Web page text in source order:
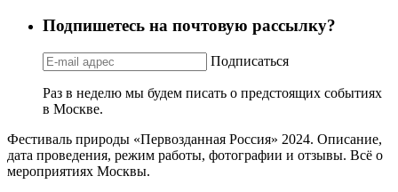
Подпишетесь на почтовую рассылку?
Подписаться
Раз в неделю мы будем писать о предстоящих событиях
в Москве.
Фестиваль природы «Первозданная Россия» 2024. Описание,
дата проведения, режим работы, фотографии и отзывы. Всё о
мероприятиях Москвы.